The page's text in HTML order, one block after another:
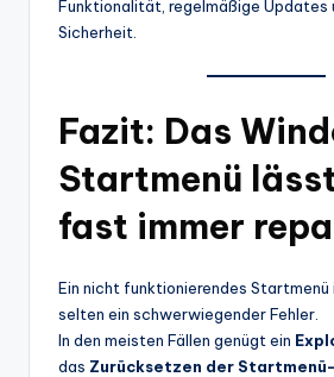
Funktionalität, regelmäßige Updates
Sicherheit.
Fazit: Das
Startmenü
fast immer
Ein nicht funktionierendes
selten ein schwerwiegender Fehler.
In den meisten Fällen genügt ein
das Zurücksetzen der